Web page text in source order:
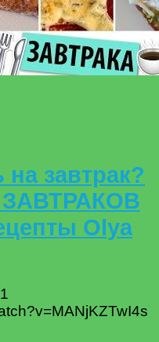
на завтрак?
Olya